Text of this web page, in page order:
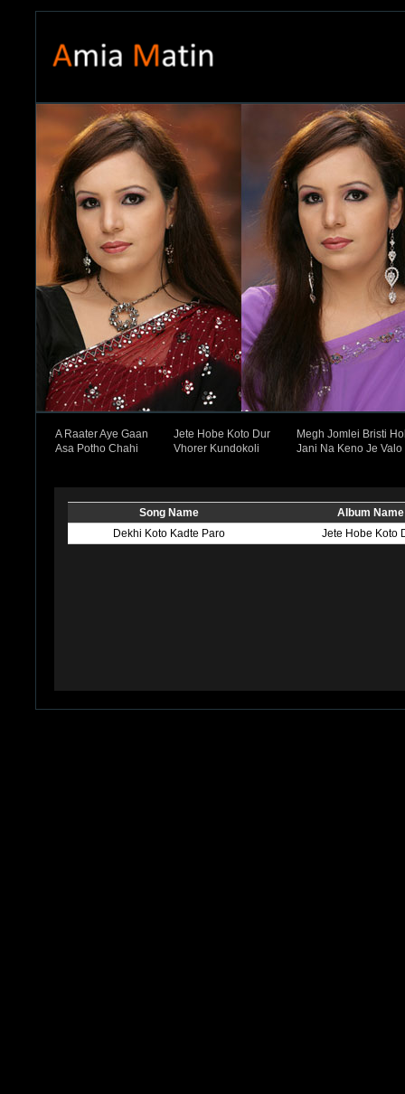
A Raater Aye Gaan Jete Hobe Koto Dur
Megh Jomlei Bristi
Asa Potho Chahi
Vhorer Kundokoli Jani Na Keno Je
Song Name
Album Name
Dekhi Koto Kadte Paro
Jete Hobe Koto